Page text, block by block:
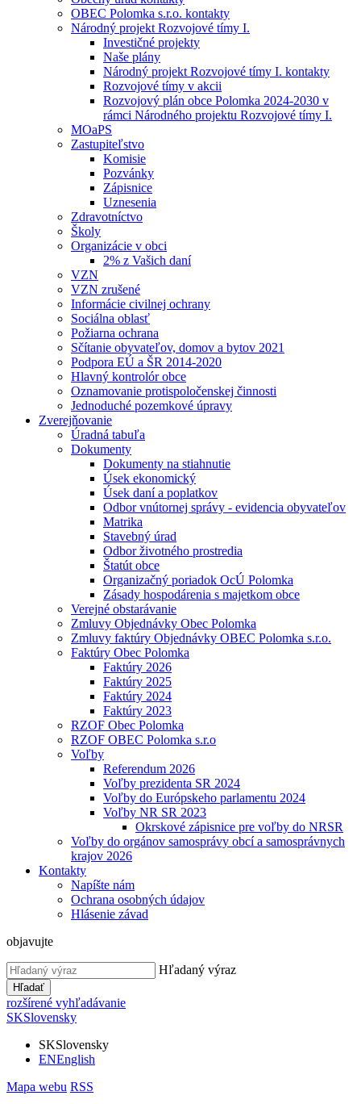
OBEC Polomka s.r.o. kontakty
Národný projekt Rozvojové tímy I.
Investičné projekty
Naše plány
Národný projekt Rozvojové tímy I. kontakty
Rozvojové tímy v akcii
Rozvojový plán obce Polomka 2024-2030 v
rámci Národného projektu Rozvojové tímy I.
MOaPS
Zastupiteľstvo
Komisie
Pozvánky
Zápisnice
Uznesenia
Zdravotníctvo
Školy
Organizácie v obci
2% z Vašich daní
VZN
VZN zrušené
Informácie civilnej ochrany
Sociálna oblasť
Požiarna ochrana
Sčítanie obyvateľov, domov a bytov 2021
Podpora EÚ a ŠR 2014-2020
Hlavný kontrolór obce
Oznamovanie protispoločenskej činnosti
Jednoduché pozemkové úpravy
Zverejňovanie
Úradná tabuľa
Dokumenty
Dokumenty na stiahnutie
Úsek ekonomický
Úsek daní a poplatkov
Odbor vnútornej správy - evidencia obyvateľov
Matrika
Stavebný úrad
Odbor životného prostredia
Štatút obce
Organizačný poriadok OcÚ Polomka
Zásady hospodárenia s majetkom obce
Verejné obstarávanie
Zmluvy Objednávky Obec Polomka
Zmluvy faktúry Objednávky OBEC Polomka s.r.o.
Faktúry Obec Polomka
Faktúry 2026
Faktúry 2025
Faktúry 2024
Faktúry 2023
RZOF Obec Polomka
RZOF OBEC Polomka s.r.o
Voľby
Referendum 2026
Voľby prezidenta SR 2024
Voľby do Európskeho parlamentu 2024
Voľby NR SR 2023
Okrskové zápisnice pre voľby do NRSR
Voľby do orgánov samosprávy obcí a samosprávnych
krajov 2026
Kontakty
Napíšte nám
Ochrana osobných údajov
Hlásenie závad
objavujte
Hľadaný výraz
Hľadať
rozšírené vyhľadávanie
SKSlovensky
SKSlovensky
ENEnglish
Mapa webu RSS